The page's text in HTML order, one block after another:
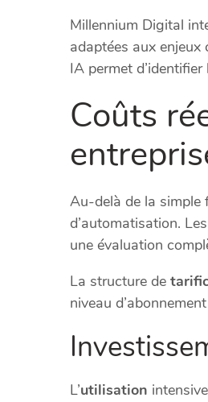
Millennium Digital
adaptées aux
IA permet
Coûts
Au-delà de la simple
d’automatisation.
une évaluation
La structure de
niveau
L’utilisation